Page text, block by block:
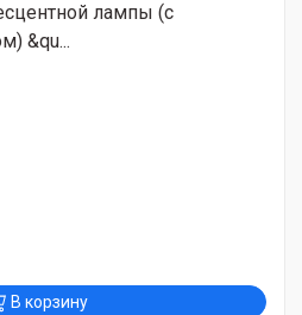
лампы (с
&qu...
В корзину